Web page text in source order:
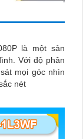
là một sản
mọi góc nhìn
nét